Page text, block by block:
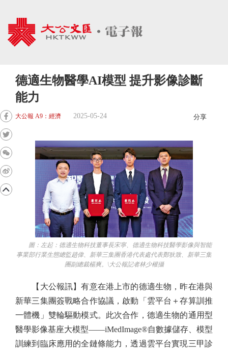
德適生物醫學AI模型 提升影像診斷
能力
大公報 A9：經濟 2025-05-24 分享
圖：左起：德適生物科技董事長宋寧、德適生物科技醫學影像與智能
事業部行業生態總監趙偉、新華三集團香港代表處代表鄭狄致、新華三集
團副總裁楊爽。\大公報記者林少權攝
【大公報訊】有意在港上市的德適生物，昨在港與
新華三集團簽戰略合作協議，啟動「雲平台＋存算訓推
一體機」雙輪驅動模式。此次合作，德適生物的通用型
醫學影像基座大模型——iMedImage®自數據儲存、模型
訓練到臨床應用的全鏈條能力，透過雲平台實現三甲診